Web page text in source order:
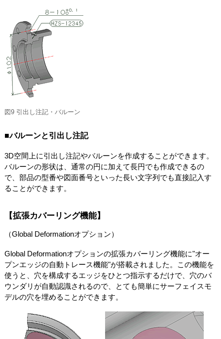
図9 引出し注記・バルーン
■バルーンと引出し注記
3D空間上に引出し注記やバルーンを作成することができます。
バルーンの形状は、通常の円に加えて長円でも作成できるの
で、部品の型番や図面番号といった長い文字列でも直接記入す
ることができます。
【拡張カバーリング機能】
（Global Deformationオプション）
Global Deformationオプションの拡張カバーリング機能に"オー
プンエッジの自動トレース機能"が搭載されました。この機能を
使うと、穴を構成するエッジをひとつ指示するだけで、穴のバ
ウンダリが自動認識されるので、とても簡単にサーフェイスモ
デルの穴を埋めることができます。